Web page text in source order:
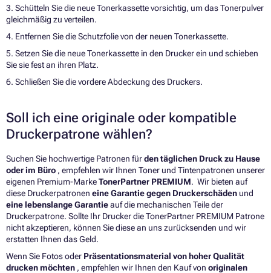
3. Schütteln Sie die neue Tonerkassette vorsichtig, um das Tonerpulver
gleichmäßig zu verteilen.
4. Entfernen Sie die Schutzfolie von der neuen Tonerkassette.
5. Setzen Sie die neue Tonerkassette in den Drucker ein und schieben
Sie sie fest an ihren Platz.
6. Schließen Sie die vordere Abdeckung des Druckers.
Soll ich eine originale oder kompatible
Druckerpatrone wählen?
Suchen Sie hochwertige Patronen fürden täglichen Druck zu Hause
oder im Büro , empfehlen wir Ihnen Toner und Tintenpatronen unserer
eigenen Premium-MarkeTonerPartner PREMIUM. Wir bieten auf
diese Druckerpatronen eine Garantie gegen Druckerschäden und
eine lebenslange Garantieauf die mechanischen Teile der
Druckerpatrone. Sollte Ihr Drucker die TonerPartner PREMIUM Patrone
nicht akzeptieren, können Sie diese an uns zurücksenden und wir
erstatten Ihnen das Geld.
Wenn Sie Fotos oder Präsentationsmaterial von hoher Qualität
drucken möchten , empfehlen wir Ihnen den Kauf von originalen